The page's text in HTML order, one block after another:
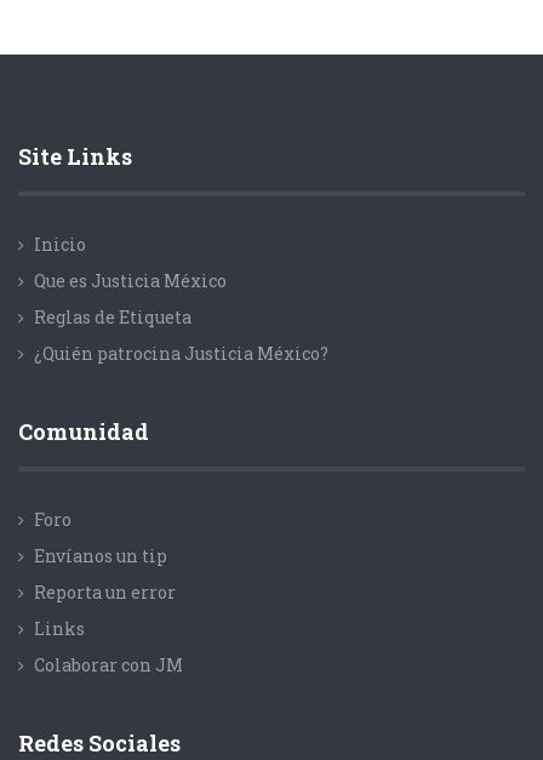
Site Links
Inicio
Que es Justicia México
Reglas de Etiqueta
¿Quién patrocina Justicia México?
Comunidad
Foro
Envíanos un tip
Reporta un error
Links
Colaborar con JM
Redes Sociales